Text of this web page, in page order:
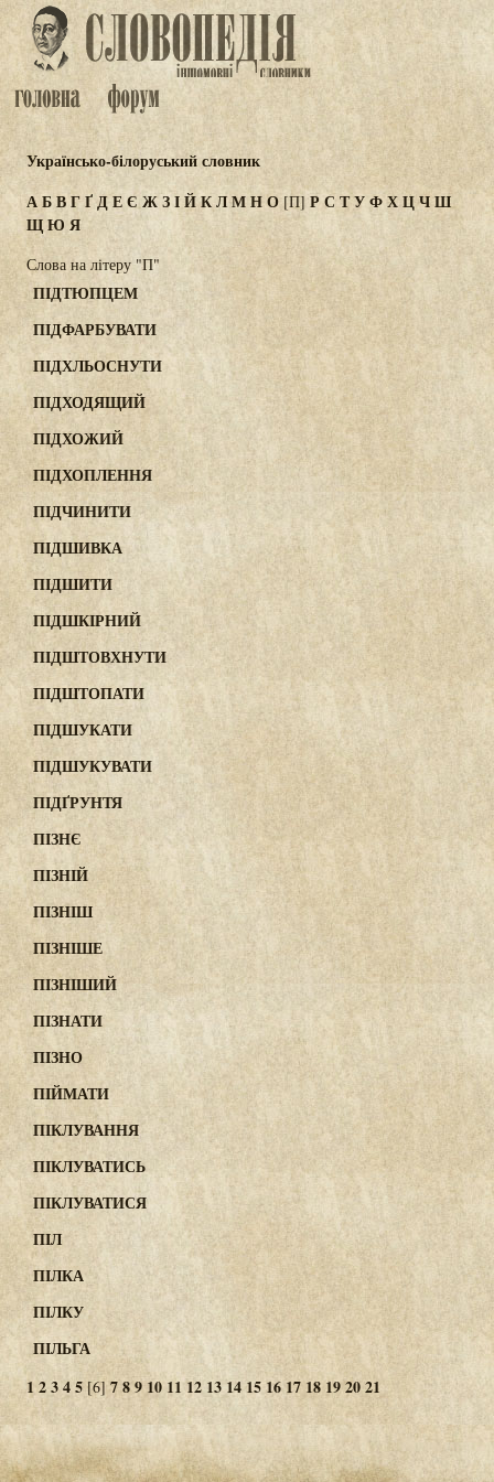
Українсько-білоруський словник
АБВГҐДЕЄ ЖЗІЙКЛМНО [П]Р СТУФХЦЧШ
ЩЮ Я
Слова на літеру "П"
ПІДТЮПЦЕМ
ПІДФАРБУВАТИ
ПІДХЛЬОСНУТИ
ПІДХОДЯЩИЙ
ПІДХОЖИЙ
ПІДХОПЛЕННЯ
ПІДЧИНИТИ
ПІДШИВКА
ПІДШИТИ
ПІДШКІРНИЙ
ПІДШТОВХНУТИ
ПІДШТОПАТИ
ПІДШУКАТИ
ПІДШУКУВАТИ
ПІДҐРУНТЯ
ПІЗНЄ
ПІЗНІЙ
ПІЗНІШ
ПІЗНІШЕ
ПІЗНІШИЙ
ПІЗНАТИ
ПІЗНО
ПІЙМАТИ
ПІКЛУВАННЯ
ПІКЛУВАТИСЬ
ПІКЛУВАТИСЯ
ПІЛ
ПІЛКА
ПІЛКУ
ПІЛЬГА
12345 [6] 789 10 11 12 1314 1516 17 18 192021